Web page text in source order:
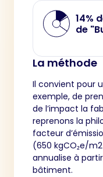
14%
de
La méthode
Il convient pour
exemple, de
de l’impact la
reprenons la
facteur
(650 kgCO₂e/
annualise à
bâtiment.